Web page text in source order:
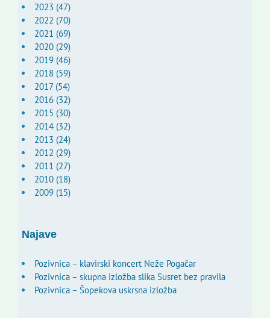
2023 (47)
2022 (70)
2021 (69)
2020 (29)
2019 (46)
2018 (59)
2017 (54)
2016 (32)
2015 (30)
2014 (32)
2013 (24)
2012 (29)
2011 (27)
2010 (18)
2009 (15)
Najave
Pozivnica – klavirski koncert Neže Pogačar
Pozivnica – skupna izložba slika Susret bez pravila
Pozivnica – Šopekova uskrsna izložba